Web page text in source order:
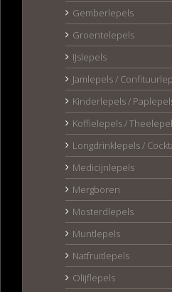
Gemberlepels
Groentelepels
IJslepels
Jamlepels /
Kinderlepels /
Koffielepels /
Longdrinklepels /
Medicijnlepels
Mergboren
Mosterdlepels
Muntlepels
Natfruitlepels
Olijflepels